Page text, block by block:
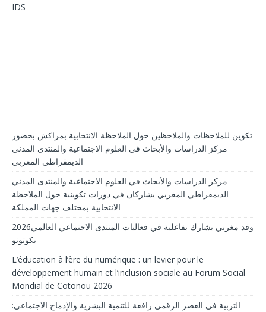
IDS
تكوين للملاحظات والملاحظين حول الملاحظة الانتخابية بمراكش بحضور
مركز الدراسات والأبحاث في العلوم الاجتماعية والمنتدى المدني
الديمقراطي المغربي
مركز الدراسات والأبحاث في العلوم الاجتماعية والمنتدى المدني
الديمقراطي المغربي يشاركان في دورات تكوينية حول الملاحظة
الانتخابية بمختلف جهات المملكة
2026وفد مغربي يشارك بفاعلية في فعاليات المنتدى الاجتماعي العالمي
بكوتونو
L’éducation à l’ère du numérique : un levier pour le
développement humain et l’inclusion sociale au Forum Social
Mondial de Cotonou 2026
التربية في العصر الرقمي رافعة للتنمية البشرية والإدماج الاجتماعي: